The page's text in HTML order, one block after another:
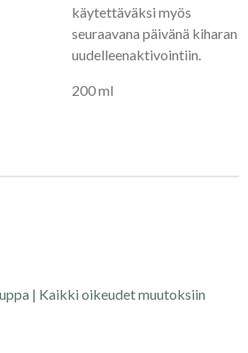
käytettäväksi myös
seuraavana päivänä kiharan
uudelleenaktivointiin.
200 ml
| Kaikki oikeudet muutoksiin